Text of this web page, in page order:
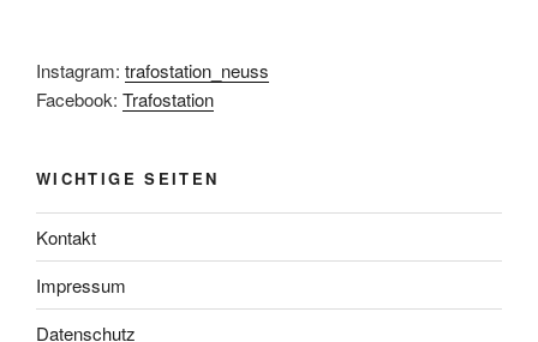
Instagram: trafostation_neuss
Facebook: Trafostation
WICHTIGE SEITEN
Kontakt
Impressum
Datenschutz